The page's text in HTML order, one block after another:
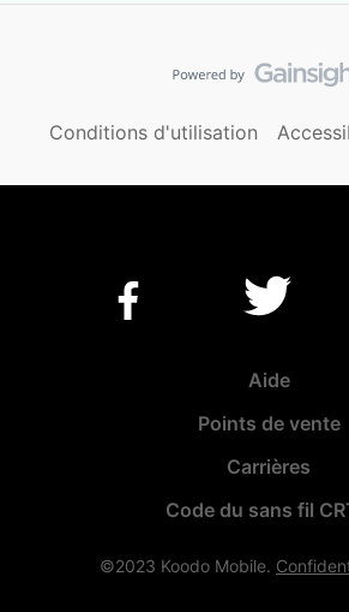
Conditions d'utilisation
Aide
Points de vente
Carrières
Code du sans fil
©2023 Koodo Mobile.